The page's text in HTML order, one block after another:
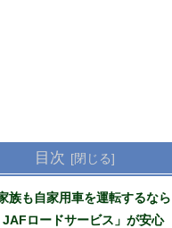
目次
族も自家用車を運転するなら
JAFロードサービス」が安心